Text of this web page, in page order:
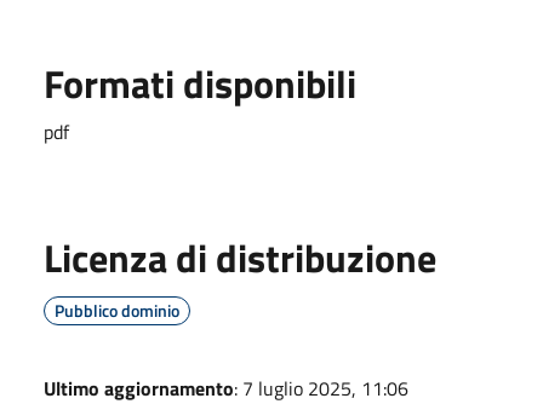
Formati disponibili
pdf
Licenza di distribuzione
Pubblico dominio
Ultimo aggiornamento: 7 luglio 2025, 11:06